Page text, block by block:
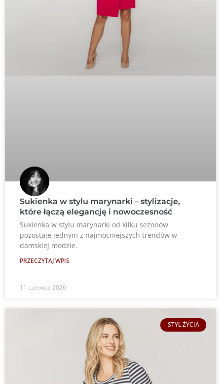
Sukienka w stylu marynarki – stylizacje,
które łączą elegancję i nowoczesność
Sukienka w stylu marynarki od kilku sezonów
pozostaje jednym z najmocniejszych trendów w
damskiej modzie.
PRZECZYTAJ WPIS
11 czerwca 2026
STYL ŻYCIA